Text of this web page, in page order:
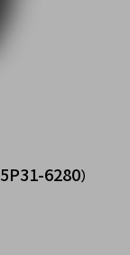
5P31-6280）